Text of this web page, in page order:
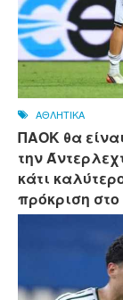
ΑΘΛΗΤΙΚΑ
ΠΑΟΚ θα
την
κάτι
πρόκριση στο